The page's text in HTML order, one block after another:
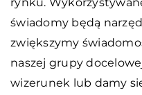
świadomy będą
zwiększymy
naszej grupy
wizerunek lub damy